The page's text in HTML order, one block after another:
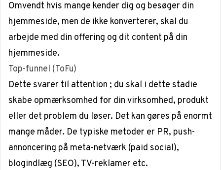
Omvendt hvis mange kender dig og besøger din
hjemmeside, men de ikke konverterer, skal du
arbejde med din offering og dit content på din
hjemmeside.
Top-funnel (ToFu)
Dette svarer til attention ; du skal i dette stadie
skabe opmærksomhed for din virksomhed, produkt
eller det problem du løser. Det kan gøres på enormt
mange måder. De typiske metoder er PR, push-
annoncering på meta-netværk (paid social),
blogindlæg (SEO), TV-reklamer etc.